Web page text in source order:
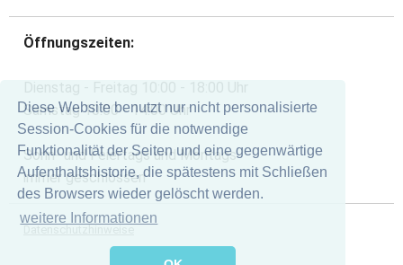
Diese Website benutzt nur nicht personalisierte
Session-Cookies für die notwendige
Funktionalität der Seiten und eine gegenwärtige
Aufenthaltshistorie, die spätestens mit Schließen
des Browsers wieder gelöscht werden.
weitere Informationen
Öffnungszeiten:
Samstag 10:00 - 14:00 Uhr
Sonn- und Feiertags und Montags
immer geschlossen
Datenschutzhinweise